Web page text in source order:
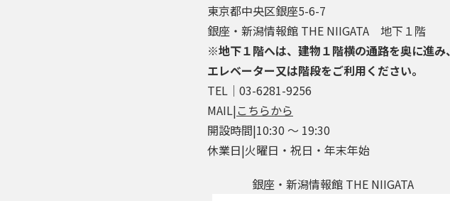
東京都中央区銀座5-6-7
銀座・新潟情報館 THE NIIGATA 地下１階
※地下１階へは、建物１階横の通路を奥に進み、
エレベーター又は階段をご利用ください。
TEL│03-6281-9256
MAIL|こちらから
開設時間|10:30 ～ 19:30
休業日|火曜日・祝日・年末年始
銀座・新潟情報館 THE NIIGATA